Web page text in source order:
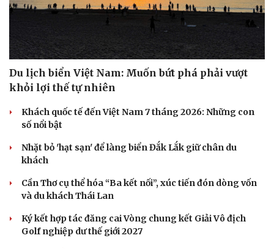
Sức khỏe
Dinh dưỡng - món ngon
Cây thuốc
Sản phụ khoa
Nhi khoa
Nam khoa
Phòng mạch online
Ăn sạch sống khỏe
Nhà đẹp
Du lịch biển Việt Nam: Muốn bứt phá phải vượt
khỏi lợi thế tự nhiên
Khách quốc tế đến Việt Nam 7 tháng 2026: Những con
số nổi bật
Nhặt bỏ 'hạt sạn' để làng biển Đắk Lắk giữ chân du
khách
Cần Thơ cụ thể hóa “Ba kết nối”, xúc tiến đón dòng vốn
và du khách Thái Lan
Ký kết hợp tác đăng cai Vòng chung kết Giải Vô địch
Golf nghiệp dư thế giới 2027